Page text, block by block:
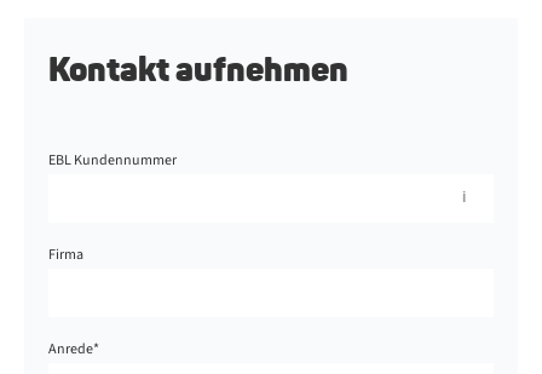
Kontakt aufnehmen
EBL Kundennummer
Firma
Anrede*